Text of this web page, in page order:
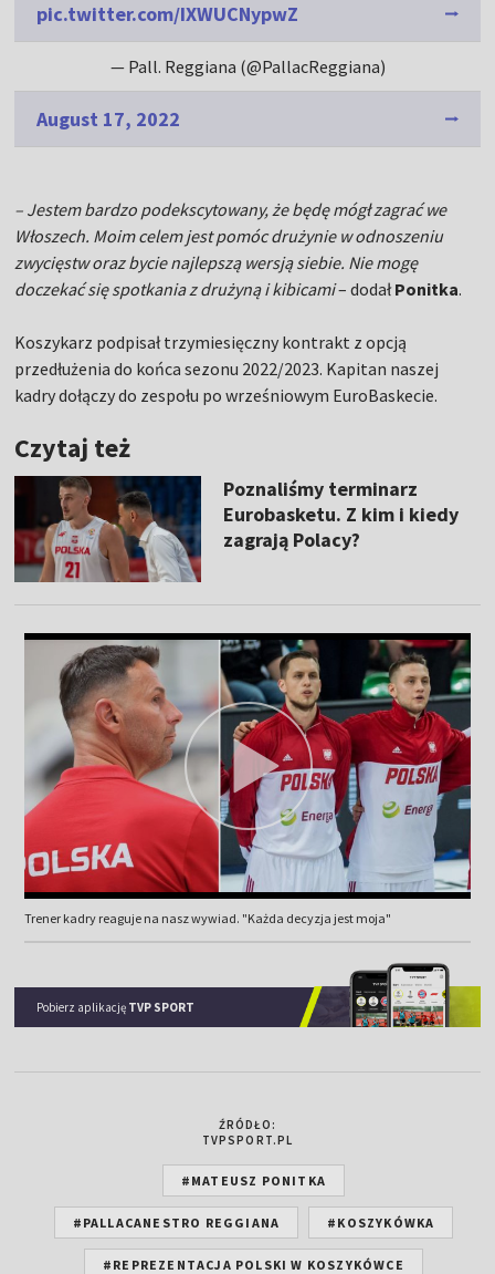
pic.twitter.com/IXWUCNypwZ
— Pall. Reggiana (@PallacReggiana)
August 17, 2022
– Jestem bardzo podekscytowany, że będę mógł zagrać we
Włoszech. Moim celem jest pomóc drużynie w odnoszeniu
zwycięstw oraz bycie najlepszą wersją siebie. Nie mogę
doczekać się spotkania z drużyną i kibicami– dodałPonitka.
Koszykarz podpisał trzymiesięczny kontrakt z opcją
przedłużenia do końca sezonu 2022/2023. Kapitan naszej
kadry dołączy do zespołu po wrześniowym EuroBaskecie.
Czytaj też
Poznaliśmy terminarz
Eurobasketu. Z kim i kiedy
zagrają Polacy?
Trener kadry reaguje na nasz wywiad. "Każda decyzja jest moja"
Pobierz aplikację TVP SPORT
ŹRÓDŁO:
TVPSPORT.PL
#MATEUSZ PONITKA
#PALLACANESTRO REGGIANA #KOSZYKÓWKA
#REPREZENTACJA POLSKI W KOSZYKÓWCE